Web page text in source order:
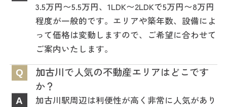
3.5万円〜5.5万円、1LDK〜2LDKで5万円〜8万円
程度が一般的です。エリアや築年数、設備によ
って価格は変動しますので、ご希望に合わせて
ご案内いたします。
Q
加古川で人気の不動産エリアはどこです
か？
A
加古川駅周辺は利便性が高く非常に人気があり